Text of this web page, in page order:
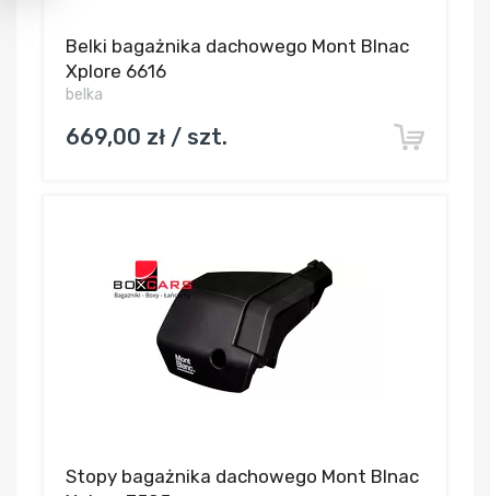
Belki bagażnika dachowego Mont Blnac
Xplore 6616
belka
669,00 zł / szt.
Stopy bagażnika dachowego Mont Blnac